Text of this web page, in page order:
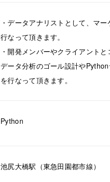
・データアナリストとして、マ
行なって頂きます。
・開発メンバーやクライアント
データ分析のゴール設計や
を行なって頂きます。
Python
池尻大橋駅（東急田園都市線）